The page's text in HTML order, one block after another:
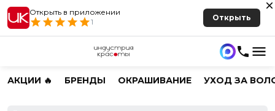
Открыть в приложении
1
Открыть
АКЦИИ 🔥 БРЕНДЫ ОКРАШИВАНИЕ УХОД ЗА